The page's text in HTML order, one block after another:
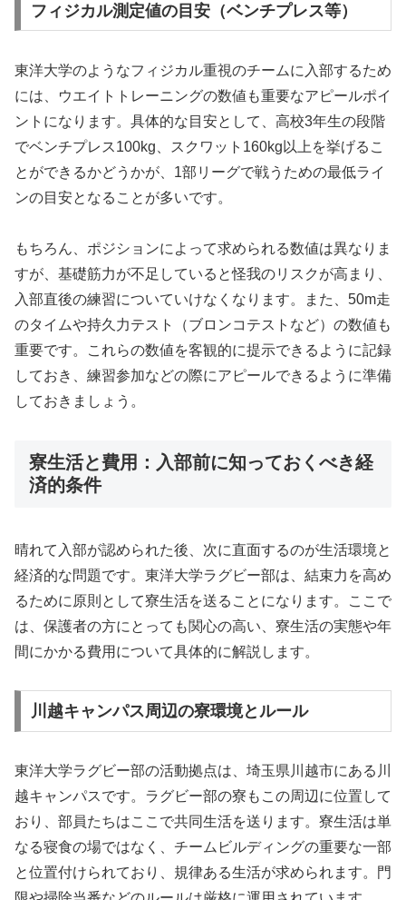
フィジカル測定値の目安（ベンチプレス等）
東洋大学のようなフィジカル重視のチームに入部するため
には、ウエイトトレーニングの数値も重要なアピールポイ
ントになります。具体的な目安として、高校3年生の段階
でベンチプレス100kg、スクワット160kg以上を挙げるこ
とができるかどうかが、1部リーグで戦うための最低ライ
ンの目安となることが多いです。
もちろん、ポジションによって求められる数値は異なりま
すが、基礎筋力が不足していると怪我のリスクが高まり、
入部直後の練習についていけなくなります。また、50m走
のタイムや持久力テスト（ブロンコテストなど）の数値も
重要です。これらの数値を客観的に提示できるように記録
しておき、練習参加などの際にアピールできるように準備
しておきましょう。
寮生活と費用：入部前に知っておくべき経
済的条件
晴れて入部が認められた後、次に直面するのが生活環境と
経済的な問題です。東洋大学ラグビー部は、結束力を高め
るために原則として寮生活を送ることになります。ここで
は、保護者の方にとっても関心の高い、寮生活の実態や年
間にかかる費用について具体的に解説します。
川越キャンパス周辺の寮環境とルール
東洋大学ラグビー部の活動拠点は、埼玉県川越市にある川
越キャンパスです。ラグビー部の寮もこの周辺に位置して
おり、部員たちはここで共同生活を送ります。寮生活は単
なる寝食の場ではなく、チームビルディングの重要な一部
と位置付けられており、規律ある生活が求められます。門